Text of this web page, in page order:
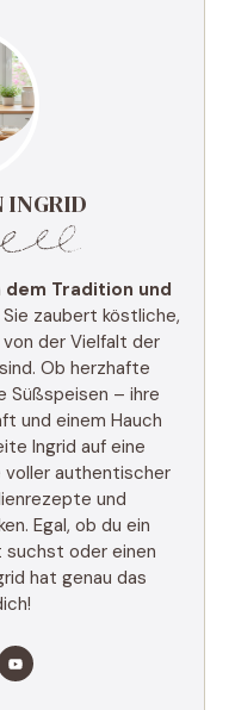
INGRID
dem Tradition und
Sie zaubert köstliche,
der Vielfalt der
Ob herzhafte
Süßspeisen – ihre
und einem Hauch
Ingrid auf eine
voller authentischer
und
Egal, ob du ein
suchst oder einen
hat genau das